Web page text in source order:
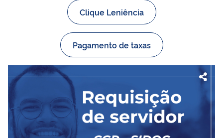
Clique Leniência
Pagamento de taxas